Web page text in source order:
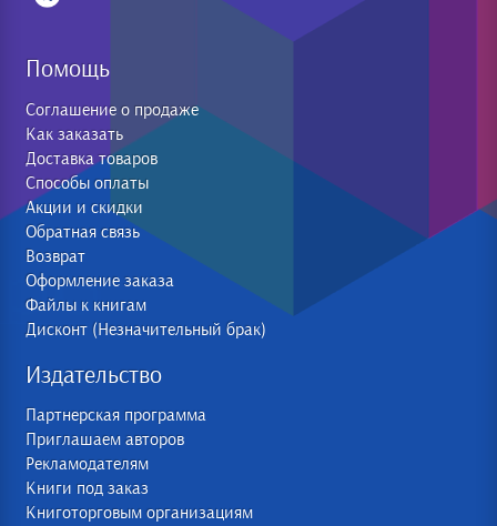
Помощь
Соглашение о продаже
Как заказать
Доставка товаров
Способы оплаты
Акции и скидки
Обратная связь
Возврат
Оформление заказа
Файлы к книгам
Дисконт (Незначительный брак)
Издательство
Партнерская программа
Приглашаем авторов
Рекламодателям
Книги под заказ
Книготорговым организациям